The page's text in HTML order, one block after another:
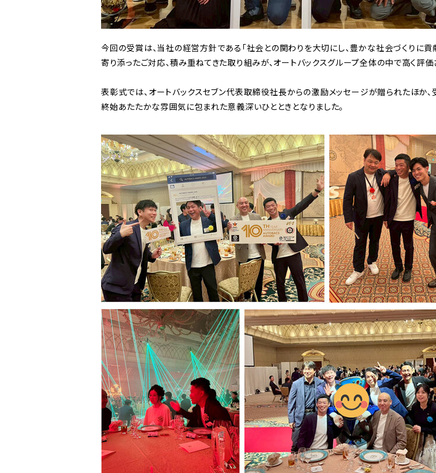
今回の受賞は、当社の経営方針である「社会との関わりを大切にし、豊かな社会づくりに貢
寄り添ったご対応、積み重ねてきた取り組みが、オートバックスグループ全体の中で高く評価
表彰式では、オートバックスセブン代表取締役社長からの激励メッセージが贈られたほか
終始あたたかな雰囲気に包まれた意義深いひとときとなりました。